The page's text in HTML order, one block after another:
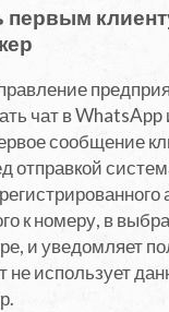
первым
чат в
сообщение
отправкой
к номеру, в
и уведомляет
не использует